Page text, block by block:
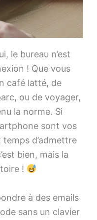
le bureau n’est
! Que vous
café latté, de
ou de voyager,
la norme. Si
sont vos
d’admettre
bien, mais la
!
à des emails
sans un clavier